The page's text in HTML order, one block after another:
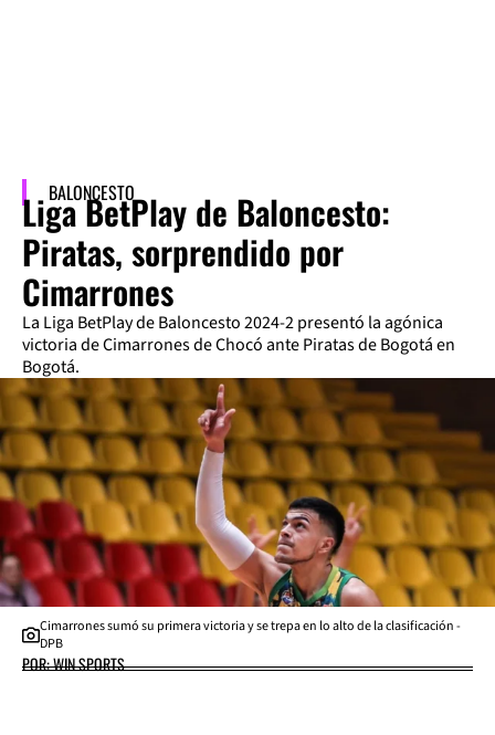
BALONCESTO
Liga BetPlay de Baloncesto:
Piratas, sorprendido por
Cimarrones
La Liga BetPlay de Baloncesto 2024-2 presentó la agónica
victoria de Cimarrones de Chocó ante Piratas de Bogotá en
Bogotá.
Cimarrones sumó su primera victoria y se trepa en lo alto de la clasificación -
DPB
POR: WIN SPORTS